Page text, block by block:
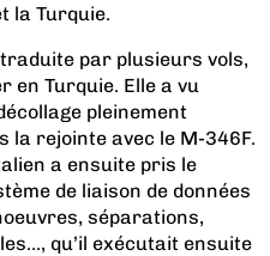
la Turquie.
par plusieurs vols,
en Turquie. Elle a vu
pleinement
la rejointe avec le M-346F.
a ensuite pris le
de liaison de données
séparations,
qu’il exécutait ensuite